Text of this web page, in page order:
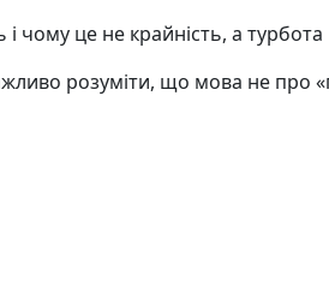
це не крайність, а турбота
розуміти, що мова не про